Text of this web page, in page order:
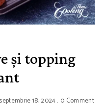
și topping
septembrie 18, 2024 0 Comment